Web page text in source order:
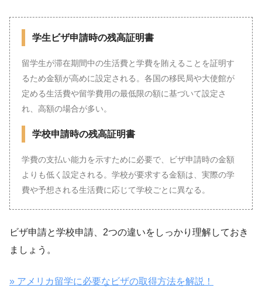
学生ビザ申請時の残高証明書
留学生が滞在期間中の生活費と学費を賄えることを証明す
るため金額が高めに設定される。各国の移民局や大使館が
定める生活費や留学費用の最低限の額に基づいて設定さ
れ、高額の場合が多い。
学校申請時の残高証明書
学費の支払い能力を示すために必要で、ビザ申請時の金額
よりも低く設定される。学校が要求する金額は、実際の学
費や予想される生活費に応じて学校ごとに異なる。
ビザ申請と学校申請、2つの違いをしっかり理解しておき
ましょう。
» アメリカ留学に必要なビザの取得方法を解説！